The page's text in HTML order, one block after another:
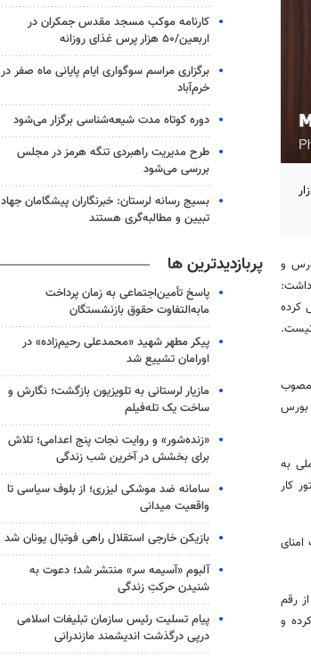
و
داشت:
کرده
مصوب
بورس
به
کار
رقم
و
کارنامه موکب مسجد مقدس جمکران در
اربعین/۵۰ هزار پرس غذای روزانه
برگزاری مراسم سوگواری ایام پایانی ماه صفر در
خرم‌آباد
دوره کوتاه مدت شیعه‌شناسی برگزار می‌شود
طرح مدیریت راهبردی تنگه هرمز در مجلس
بررسی می‌شود
بسیج رسانه لرستان: خبرنگاران پیشگامان جهاد
تبیین و مطالبه‌گری هستند
پربازدیدترین ها
پاسخ تأمین‌اجتماعی به زمان پرداخت
مابه‌التفاوت حقوق بازنشستگان
پیکر مطهر شهید «محمدعلی رحیم‌زاده» در
اورامان تشییع شد
مازیار لرستانی به تلویزیون بازگشت؛ نگارش و
ساخت یک تله‌فیلم
«زنده‌شور» و روایت نجات پنج اعدامی؛ تلاش
برای بخشش در آخرین شب زندگی
سامانه ضد موشکی لیزری؛ از بلوف سیاسی تا
واقعیت میدانی
بازیکن خارجی استقلال راهی فوتبال یونان شد
آلبوم «آسیمه سر» منتشر شد؛ دعوت به
شنیدن حرکتِ زندگی
پیام تسلیت رئیس سازمان تبلیغات اسلامی
درپی درگذشت اندیشمند مازندرانی